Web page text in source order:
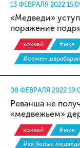
13 ФЕВРАЛЯ 2022
«Медведи»
поражение
хоккей #мхл
#семен шарабарин
08 ФЕВРАЛЯ 2022
Реванша не
«медвежьем»
хоккей #мхл
#хк белые